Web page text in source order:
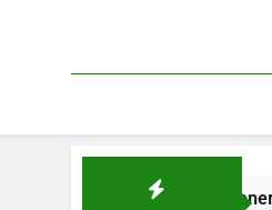
)(Girls’ Generation)